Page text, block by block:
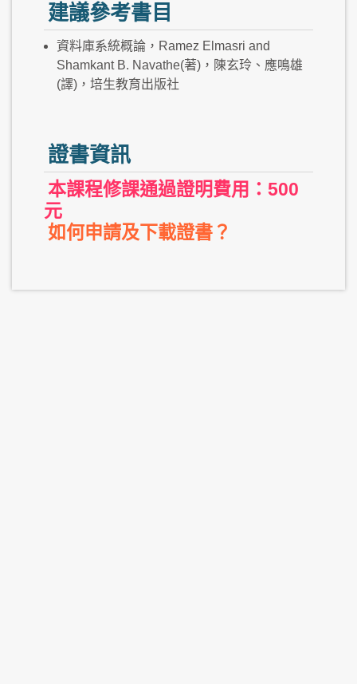
建議參考書目
資料庫系統概論，Ramez Elmasri and
Shamkant B. Navathe(著)，陳玄玲、應鳴雄
(譯)，培生教育出版社
證書資訊
本課程修課通過證明費用：500
元
如何申請及下載證書？